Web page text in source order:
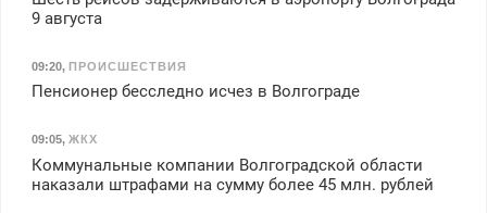
9 августа
09:20, ПРОИСШЕСТВИЯ
Пенсионер бесследно исчез в Волгограде
09:05, ЖКХ
Коммунальные компании Волгоградской области
наказали штрафами на сумму более 45 млн. рублей